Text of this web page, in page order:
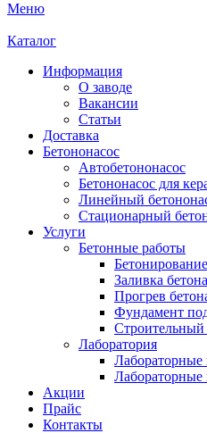
Меню
Каталог
Информация
О заводе
Вакансии
Статьи
Доставка
Бетононасос
Автобетононасос
Бетононасос для
Линейный
Стационарный
Услуги
Бетонные работы
Заливка бетона
Прогрев
Фундамент
Строительный
Лаборатория
Лабораторные
Лабораторные
Акции
Прайс
Контакты